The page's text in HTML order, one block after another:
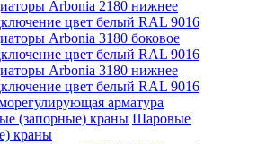
Arbonia 2180 нижнее
цвет белый RAL 9016
Arbonia 3180 боковое
цвет белый RAL 9016
Arbonia 3180 нижнее
цвет белый RAL 9016
арматура
Шаровые
краны